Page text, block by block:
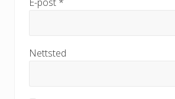
Nettsted